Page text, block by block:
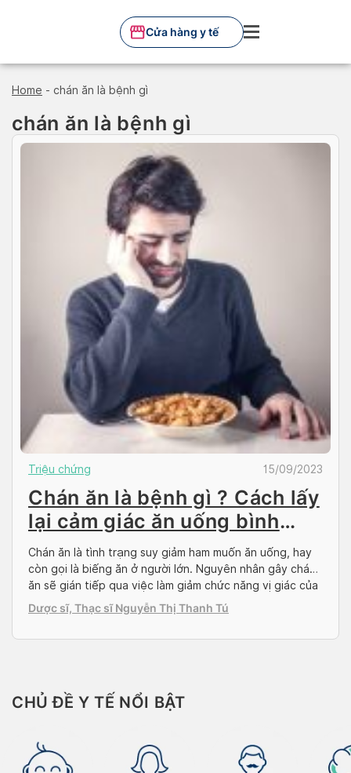
Cửa hàng y tế
Home - chán ăn là bệnh gì
chán ăn là bệnh gì
Triệu chứng 15/09/2023
Chán ăn là bệnh gì ? Cách lấy
lại cảm giác ăn uống bình
thường.
Chán ăn là tình trạng suy giảm ham muốn ăn uống, hay
còn gọi là biếng ăn ở người lớn. Nguyên nhân gây chán
ăn sẽ gián tiếp qua việc làm giảm chức năng vị giác của
bạn, và chúng bao gồm rất nhiều nguyên nhân khác
nhau, từ tâm lý đến thực thể. Mắc […]
Dược sĩ, Thạc sĩ Nguyễn Thị Thanh Tú
CHỦ ĐỀ Y TẾ NỔI BẬT